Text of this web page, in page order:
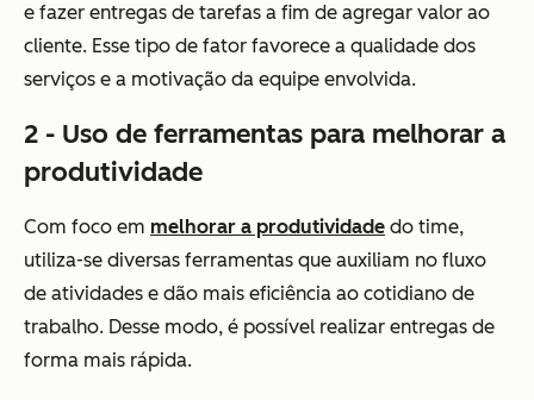
e fazer entregas de tarefas a fim de agregar valor ao
cliente. Esse tipo de fator favorece a qualidade dos
serviços e a motivação da equipe envolvida.
2 - Uso de ferramentas para melhorar a
produtividade
Com foco em melhorar a produtividade do time,
utiliza-se diversas ferramentas que auxiliam no fluxo
de atividades e dão mais eficiência ao cotidiano de
trabalho. Desse modo, é possível realizar entregas de
forma mais rápida.